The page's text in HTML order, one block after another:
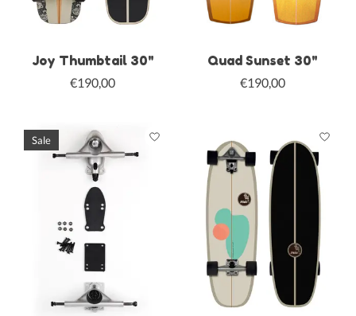
Joy Thumbtail 30"
€190,00
Quad Sunset 30"
€190,00
Sale